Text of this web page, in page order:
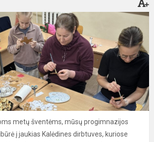
metų šventėms, mūsų progimnazijos
į jaukias Kalėdines dirbtuves, kuriose